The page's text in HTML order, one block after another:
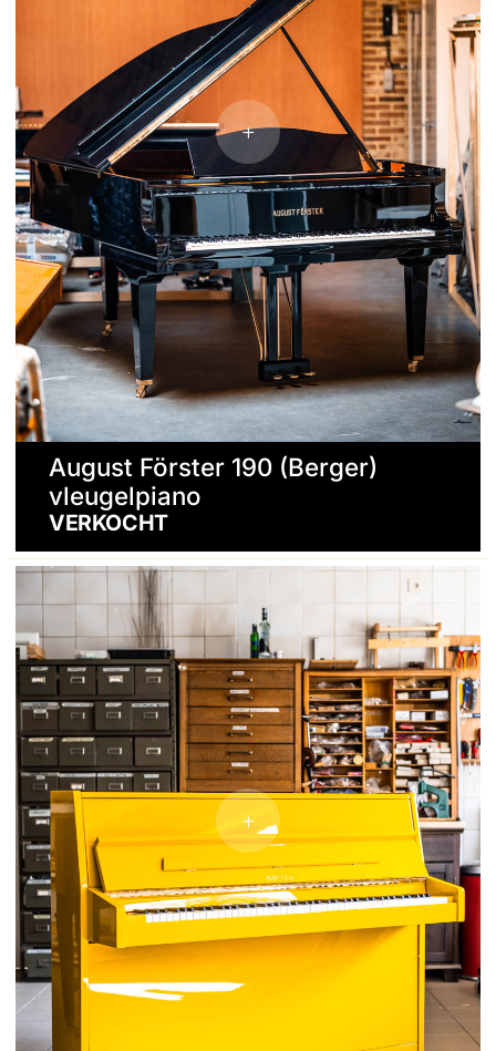
August Förster 190 (Berger)
vleugelpiano
VERKOCHT